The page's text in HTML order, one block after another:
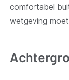
comfortabel
wetgeving